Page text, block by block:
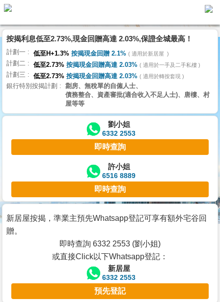
代
理
主
頁
搵
樓/
交
業
主
宅
谷
按
按揭利息低至2.73%,現金回贈高達 2.03%,保證全城最高！
計劃一 低至H+1.3% 按揭現金回贈 2.1% 適用於新居屋
計劃二 低至2.73% 按揭現金回贈高達 2.03% 適用於一手及二手私樓
計劃三 低至2.73% 按揭現金回贈高達 2.03% 適用於轉按套現
銀行特別按揭計劃
劏房、無稅單的自僱人士、
債務整合、資產審批(適合收入不足人士)、唐樓、村
屋等等
劉小姐
6332 2553
即時查詢
許小姐
6516 8889
即時查詢
新居屋按揭，準業主預先Whatsapp登記可享有額外宅谷回
贈。
即時查詢 6332 2553 (劉小姐)
或直接Click以下Whatsapp登記：
新居屋
6332 2553
預先登記